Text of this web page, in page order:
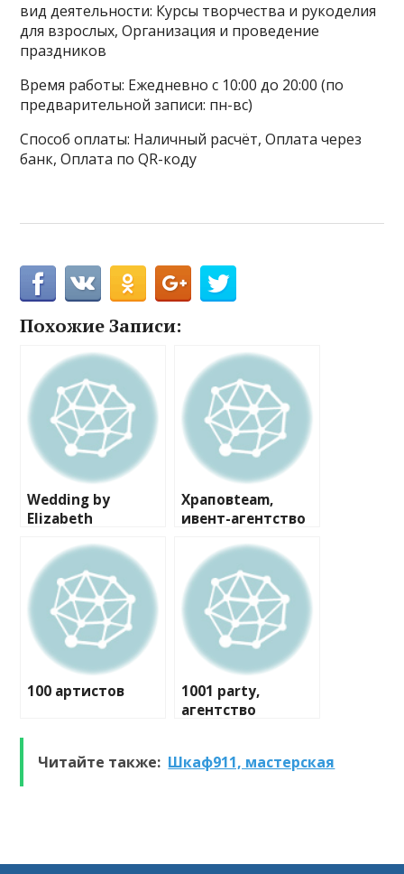
вид деятельности: Курсы творчества и рукоделия
для взрослых, Организация и проведение
праздников
Время работы: Ежедневно с 10:00 до 20:00 (по
предварительной записи: пн-вс)
Способ оплаты: Наличный расчёт, Оплата через
банк, Оплата по QR-коду
Похожие Записи:
Wedding by
Elizabeth
Храповteam,
ивент-агентство
100 артистов
1001 party,
агентство
Читайте также: Шкаф911, мастерская